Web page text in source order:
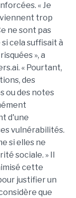
« Je
trop
ne sont pas
cela suffisait à
», a
« Pourtant,
des
ou des notes
d'une
vulnérabilités.
si elles ne
sociale. » Il
cette
justifier un
que